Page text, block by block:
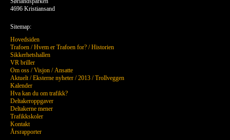
4696 Kristiansand
Sitemap:
Hovedsiden
Trafoen /Hvem er Trafoen for? /Historien
Sikkerhetshallen
VR briller
Om oss /Visjon /Ansatte
Aktuelt/Eksterne nyheter /2013 /Trollveggen
Kalender
Hva kan du om trafikk?
Deltakeroppgaver
Deltakerne mener
Trafikkskoler
Kontakt
Årsrapporter